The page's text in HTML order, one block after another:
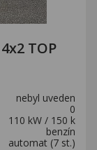
TOP
nebyl uveden
0
110 kW / 150 k
benzín
automat (7 st.)